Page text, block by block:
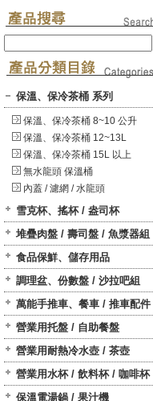
保溫、保冷茶桶 系列
保溫、保冷茶桶 8~10 公升
保溫、保冷茶桶 12~13L
保溫、保冷茶桶 15L 以上
無水龍頭 保溫桶
內蓋 / 濾網 / 水龍頭
雪克杯、搖杯 / 盎司杯
堆疊肉盤 / 壽司盤 / 魚漿器組
食品保鮮、儲存用品
調理盆、份數盤 / 沙拉吧組
萬能手推車、餐車 / 推車配件
營業用托盤 / 自助餐盤
營業用耐熱冷水壺 / 茶壺
營業用水杯 / 飲料杯 / 咖啡杯
保溫電湯鍋 / 果汁機